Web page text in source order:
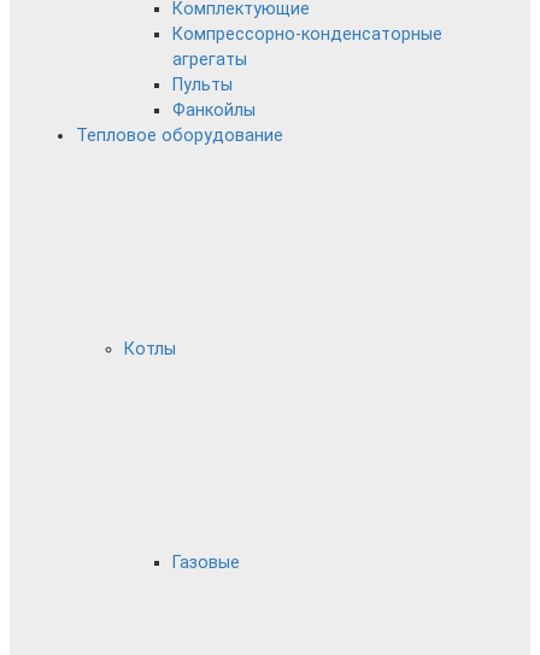
Комплектующие
Компрессорно-конденсаторные
агрегаты
Пульты
Фанкойлы
Тепловое оборудование
Котлы
Газовые